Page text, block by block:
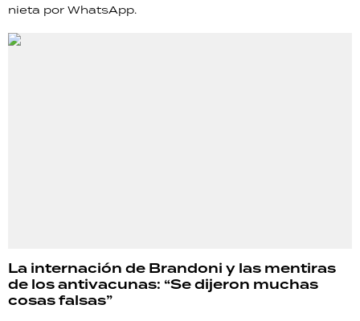
nieta por WhatsApp.
La internación de Brandoni y las mentiras
de los antivacunas: “Se dijeron muchas
cosas falsas”